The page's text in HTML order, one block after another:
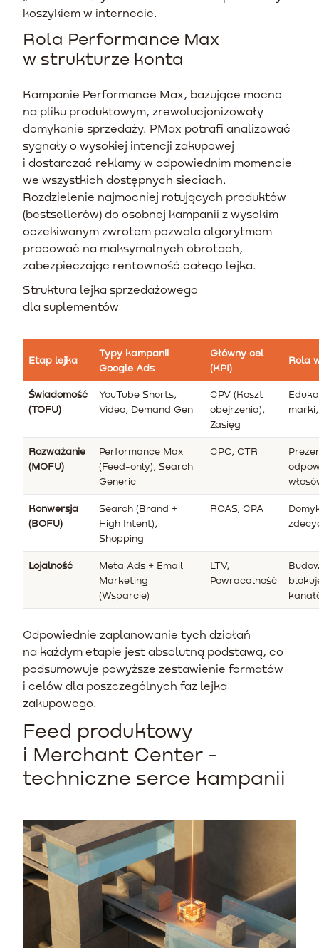
koszykiem w internecie.
Rola Performance Max
w strukturze konta
Kampanie Performance Max, bazujące mocno
na pliku produktowym, zrewolucjonizowały
domykanie sprzedaży. PMax potrafi analizować
sygnały o wysokiej intencji zakupowej
i dostarczać reklamy w odpowiednim momencie
we wszystkich dostępnych sieciach.
Rozdzielenie najmocniej rotujących produktów
(bestsellerów) do osobnej kampanii z wysokim
oczekiwanym zwrotem pozwala algorytmom
pracować na maksymalnych obrotach,
zabezpieczając rentowność całego lejka.
Struktura lejka sprzedażowego
dla suplementów
Etap lejka
Typy kampanii
Google Ads
Główny cel
(KPI)
Rola
Świadomość
(TOFU)
YouTube Shorts,
Video, Demand Gen
CPV (Koszt
obejrzenia),
Zasięg
Rozważanie
(MOFU)
Performance Max
(Feed-only), Search
Generic
CPC, CTR
Konwersja
(BOFU)
Search (Brand +
High Intent),
Shopping
ROAS, CPA
Lojalność
Meta Ads + Email
Marketing
(Wsparcie)
LTV,
Powracalność
Odpowiednie zaplanowanie tych działań
na każdym etapie jest absolutną podstawą, co
podsumowuje powyższe zestawienie formatów
i celów dla poszczególnych faz lejka
zakupowego.
Feed produktowy
i Merchant Center -
techniczne serce kampanii